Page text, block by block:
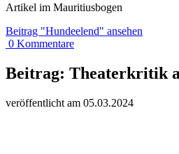
Artikel im Mauritiusbogen
Beitrag "Hundeelend" ansehen
0 Kommentare
Beitrag: Theaterkritik
veröffentlicht am 05.03.2024